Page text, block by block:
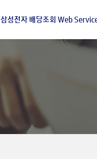
삼성전자 배당조회 Web